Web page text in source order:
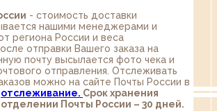
- стоимость доставки
нашими менеджерами и
региона России и веса
отправки Вашего заказа на
почту высылается фото чека и
отправления. Отслеживать
можно на сайте Почты России в
oтслеживание. Срок хранения
отделении Почты России – 30 дней.